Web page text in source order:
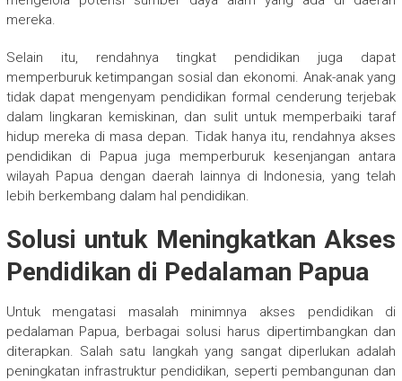
mereka.
Selain itu, rendahnya tingkat pendidikan juga dapat
memperburuk ketimpangan sosial dan ekonomi. Anak-anak yang
tidak dapat mengenyam pendidikan formal cenderung terjebak
dalam lingkaran kemiskinan, dan sulit untuk memperbaiki taraf
hidup mereka di masa depan. Tidak hanya itu, rendahnya akses
pendidikan di Papua juga memperburuk kesenjangan antara
wilayah Papua dengan daerah lainnya di Indonesia, yang telah
lebih berkembang dalam hal pendidikan.
Solusi untuk Meningkatkan Akses
Pendidikan di Pedalaman Papua
Untuk mengatasi masalah minimnya akses pendidikan di
pedalaman Papua, berbagai solusi harus dipertimbangkan dan
diterapkan. Salah satu langkah yang sangat diperlukan adalah
peningkatan infrastruktur pendidikan, seperti pembangunan dan